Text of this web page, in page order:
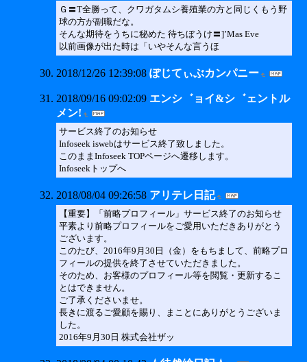
Ｇ〓T全勝って、クワガタムシ養殖業の方と同じくもう野
球の方が副職だな。
そんな期待をうちに秘めた 待ちぼうけ〓]’Mas Eve
以前画像が出た時は「いやそんな言うほ
2018/12/26 12:39:08 ぽじてぃぶカンパニー
2018/09/16 09:02:09 エンシ゛ョイ&シ゛ェントル
メン!
サービス終了のお知らせ
Infoseek iswebはサービス終了致しました。
このままInfoseek TOPページへ遷移します。
Infoseekトップへ
2018/08/04 09:26:58 アリテレ日記
【重要】「前略プロフィール」サービス終了のお知らせ
平素より前略プロフィールをご愛用いただきありがとう
ございます。
このたび、2016年9月30日（金）をもちまして、前略プロ
フィールの提供を終了させていただきました。
そのため、お客様のプロフィール等を閲覧・更新するこ
とはできません。
ご了承くださいませ。
長きに渡るご愛顧を賜り、まことにありがとうございま
した。
2016年9月30日 株式会社ザッ